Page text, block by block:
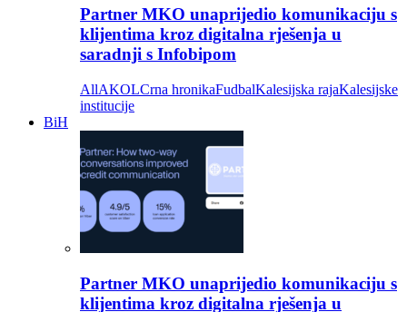
Partner MKO unaprijedio komunikaciju s
klijentima kroz digitalna rješenja u
saradnji s Infobipom
AllAKOLCrna hronikaFudbalKalesijska rajaKalesijske
institucije
BiH
Partner MKO unaprijedio komunikaciju s
klijentima kroz digitalna rješenja u